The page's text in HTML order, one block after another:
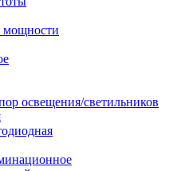
мощности
освещения/светильников